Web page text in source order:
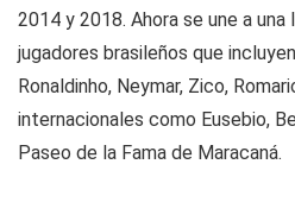
2014 y 2018. Ahora se une a
jugadores brasileños que
Ronaldinho, Neymar, Zico,
internacionales como Eusebio,
Paseo de la Fama de Maracaná.